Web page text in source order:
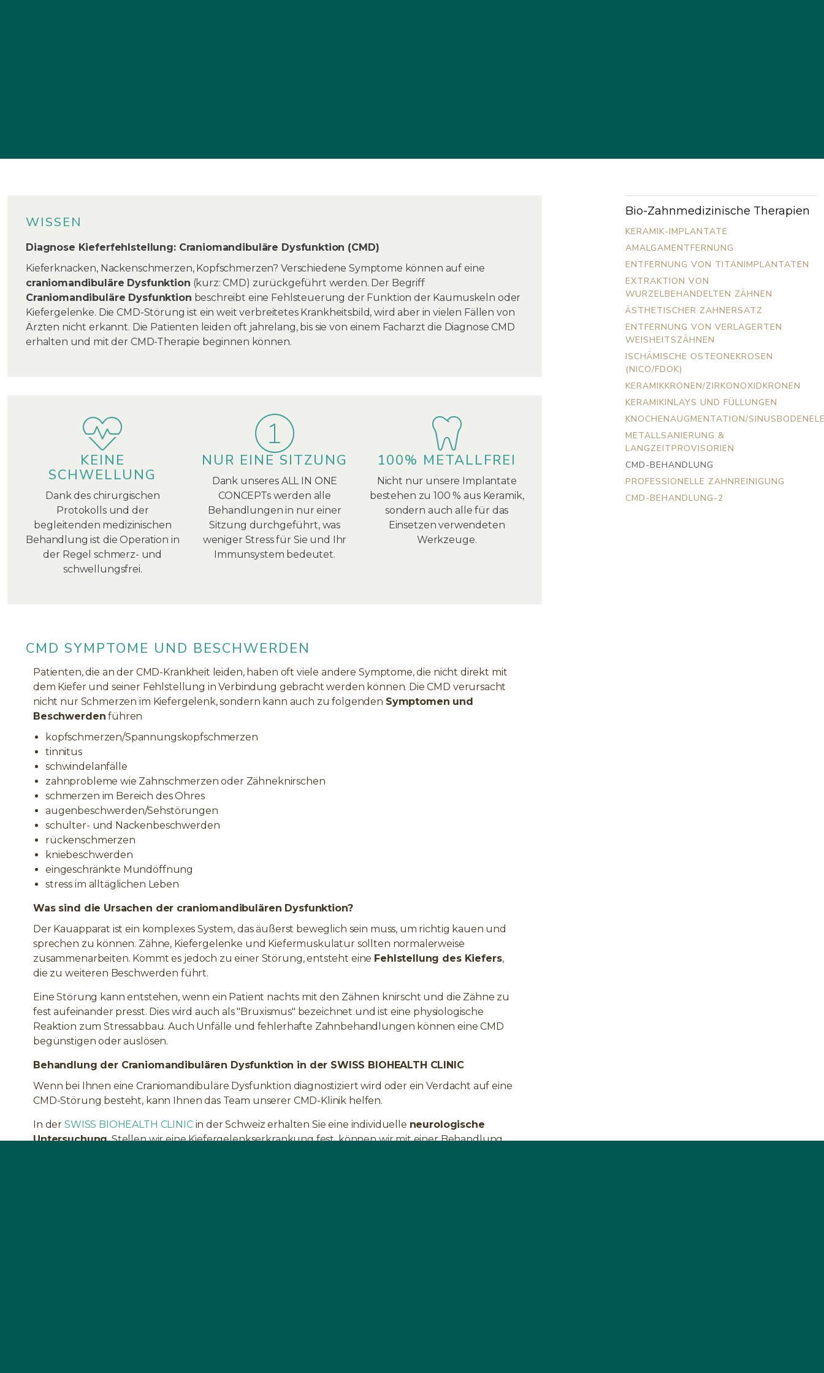
WISSEN
Diagnose Kieferfehlstellung: Craniomandibuläre Dysfunktion (CMD)
Kieferknacken, Nackenschmerzen, Kopfschmerzen? Verschiedene Symptome können auf eine
craniomandibuläre Dysfunktion (kurz: CMD) zurückgeführt werden. Der Begriff
Craniomandibuläre Dysfunktion beschreibt eine Fehlsteuerung der Funktion der Kaumuskeln oder
Kiefergelenke. Die CMD-Störung ist ein weit verbreitetes Krankheitsbild, wird aber in vielen Fällen von
Ärzten nicht erkannt. Die Patienten leiden oft jahrelang, bis sie von einem Facharzt die Diagnose CMD
erhalten und mit der CMD-Therapie beginnen können.
KEINE
SCHWELLUNG
Dank des chirurgischen
Protokolls und der
begleitenden medizinischen
Behandlung ist die Operation in
der Regel schmerz- und
schwellungsfrei.
NUR EINE SITZUNG
Dank unseres ALL IN ONE
CONCEPTs werden alle
Behandlungen in nur einer
Sitzung durchgeführt, was
weniger Stress für Sie und Ihr
Immunsystem bedeutet.
100% METALLFREI
Nicht nur unsere Implantate
bestehen zu 100 % aus Keramik,
sondern auch alle für das
Einsetzen verwendeten
Werkzeuge.
CMD SYMPTOME UND BESCHWERDEN
Patienten, die an der CMD-Krankheit leiden, haben oft viele andere Symptome, die nicht direkt mit
dem Kiefer und seiner Fehlstellung in Verbindung gebracht werden können. Die CMD verursacht
nicht nur Schmerzen im Kiefergelenk, sondern kann auch zu folgenden Symptomen und
Beschwerden führen
kopfschmerzen/Spannungskopfschmerzen
tinnitus
schwindelanfälle
zahnprobleme wie Zahnschmerzen oder Zähneknirschen
schmerzen im Bereich des Ohres
augenbeschwerden/Sehstörungen
schulter- und Nackenbeschwerden
rückenschmerzen
kniebeschwerden
eingeschränkte Mundöffnung
stress im alltäglichen Leben
Was sind die Ursachen der craniomandibulären Dysfunktion?
Der Kauapparat ist ein komplexes System, das äußerst beweglich sein muss, um richtig kauen und
sprechen zu können. Zähne, Kiefergelenke und Kiefermuskulatur sollten normalerweise
zusammenarbeiten. Kommt es jedoch zu einer Störung, entsteht eine Fehlstellung des Kiefers,
die zu weiteren Beschwerden führt.
Eine Störung kann entstehen, wenn ein Patient nachts mit den Zähnen knirscht und die Zähne zu
fest aufeinander presst. Dies wird auch als "Bruxismus" bezeichnet und ist eine physiologische
Reaktion zum Stressabbau. Auch Unfälle und fehlerhafte Zahnbehandlungen können eine CMD
begünstigen oder auslösen.
Behandlung der Craniomandibulären Dysfunktion in der SWISS BIOHEALTH CLINIC
Wenn bei Ihnen eine Craniomandibuläre Dysfunktion diagnostiziert wird oder ein Verdacht auf eine
CMD-Störung besteht, kann Ihnen das Team unserer CMD-Klinik helfen.
In der SWISS BIOHEALTH CLINICin der Schweiz erhalten Sie eine individuelle neurologische
Untersuchung. Stellen wir eine Kiefergelenkserkrankung fest, können wir mit einer Behandlung
Bio-Zahnmedizinische Therapien
KERAMIK-IMPLANTATE
AMALGAMENTFERNUNG
ENTFERNUNG VON TITANIMPLANTATEN
EXTRAKTION VON
WURZELBEHANDELTEN ZÄHNEN
ÄSTHETISCHER ZAHNERSATZ
ENTFERNUNG VON VERLAGERTEN
WEISHEITSZÄHNEN
ISCHÄMISCHE OSTEONEKROSEN
(NICO/FDOK)
KERAMIKKRONEN/ZIRKONOXIDKRONEN
KERAMIKINLAYS UND FÜLLUNGEN
KNOCHENAUGMENTATION/
METALLSANIERUNG &
LANGZEITPROVISORIEN
CMD-BEHANDLUNG
PROFESSIONELLE ZAHNREINIGUNG
CMD-BEHANDLUNG-2